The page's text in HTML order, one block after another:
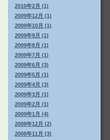
2010年2月 (1)
2009年12月 (1)
2009年10月 (1)
2009年9月 (1)
2009年8月 (1)
2009年7月 (1)
2009年6月 (3)
2009年5月 (1)
2009年4月 (3)
2009年3月 (1)
2009年2月 (1)
2009年1月 (4)
2008年12月 (2)
2008年11月 (3)